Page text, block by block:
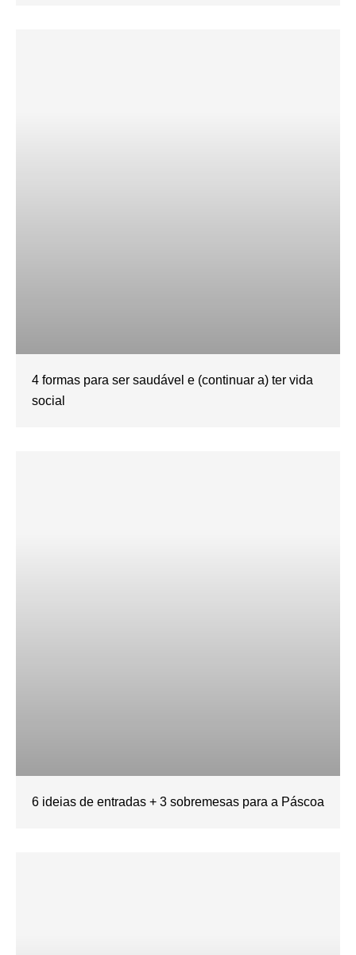
4 formas para ser saudável e (continuar a) ter vida
social
6 ideias de entradas + 3 sobremesas para a Páscoa